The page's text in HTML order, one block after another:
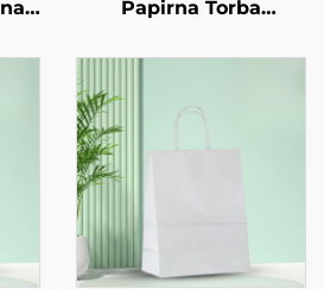
Papirna Torba
Odvoz i Nova
Darivanje Pakiranje